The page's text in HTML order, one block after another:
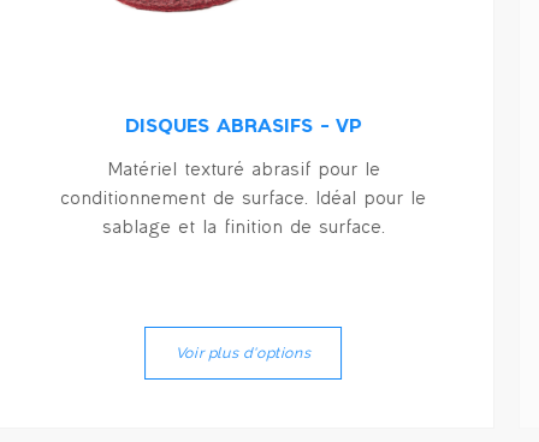
SL – CONIQUE BOUT ROND
Burins compacts, pour applications
d’ébarbage de chants ou de contours.
Disponible dans une grande variété de
Voir plus d'options